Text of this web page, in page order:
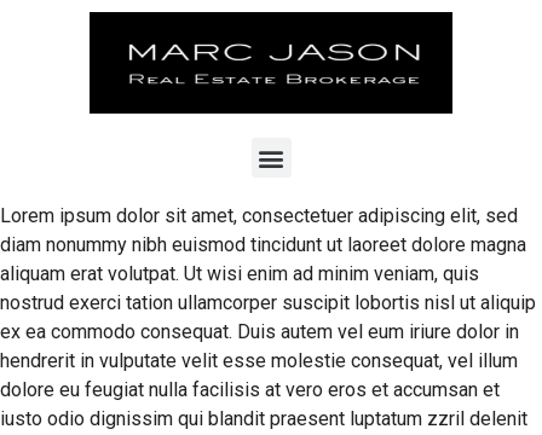
Lorem ipsum dolor sit amet, consectetuer adipiscing elit, sed
diam nonummy nibh euismod tincidunt ut laoreet dolore magna
aliquam erat volutpat. Ut wisi enim ad minim veniam, quis
nostrud exerci tation ullamcorper suscipit lobortis nisl ut aliquip
ex ea commodo consequat. Duis autem vel eum iriure dolor in
hendrerit in vulputate velit esse molestie consequat, vel illum
dolore eu feugiat nulla facilisis at vero eros et accumsan et
iusto odio dignissim qui blandit praesent luptatum zzril delenit